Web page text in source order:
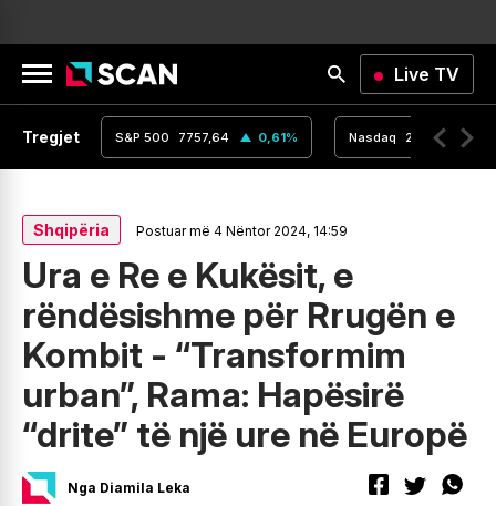
Live TV
Tregjet
0% S&P 500 7757,64 0,61% Nasdaq 26690,62
Shqipëria Postuar më 4 Nëntor 2024, 14:59
Ura e Re e Kukësit, e
rëndësishme për Rrugën e
Kombit - “Transformim
urban”, Rama: Hapësirë
“drite” të një ure në Europë
Nga Diamila Leka